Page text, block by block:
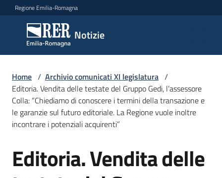
Vai al contenuto
Vai alla navigazione
Vai al footer
Regione Emilia-Romagna
Notizie
Notizie
Comunicati
stampa
Cerca
un
Risorse
Home / Archivio comunicati XI legislatura /
Editoria. Vendita delle testate del Gruppo Gedi, l’assessore
Colla: “Chiediamo di conoscere i termini della transazione e
le garanzie sul futuro editoriale. La Regione vuole inoltre
incontrare i potenziali acquirenti”
Salta al contenuto
Editoria. Vendita delle